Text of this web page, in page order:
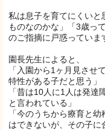
私は息子を育てにくいと
ものなのかな」「3歳っ
のご指摘に戸惑っていま
園長先生によると、
「入園から1ヶ月見させ
特性がある子だと思う」
「昔は10人に1人は発
と言われている」
「今のうちから療育と
はできないが、その子